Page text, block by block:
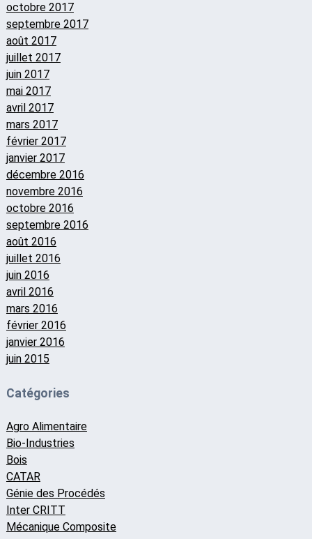
octobre 2017
septembre 2017
août 2017
juillet 2017
juin 2017
mai 2017
avril 2017
mars 2017
février 2017
janvier 2017
décembre 2016
novembre 2016
octobre 2016
septembre 2016
août 2016
juillet 2016
juin 2016
avril 2016
mars 2016
février 2016
janvier 2016
juin 2015
Catégories
Agro Alimentaire
Bio-Industries
Bois
CATAR
Génie des Procédés
Inter CRITT
Mécanique Composite